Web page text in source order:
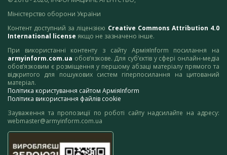
Міністерство оборони України
Контент доступний за ліцензією Creative Commons Attribution 4.0
International license якщо не зазначено інше.
При використанні контенту з сайту АрміяInform посилання на
armyinform.com.ua обов’язкове. Для суб’єктів у сфері онлайн-медіа
обов’язковим є розміщення у першому абзаці матеріалу прямого та
відкритого для пошукових систем гіперпосилання на цитований
матеріал.
Політика користування сайтом АрміяInform
Політика використання файлів cookie
Зауваження та пропозиції по роботі сайту надсилайте на адресу:
webmaster@armyinform.com.ua